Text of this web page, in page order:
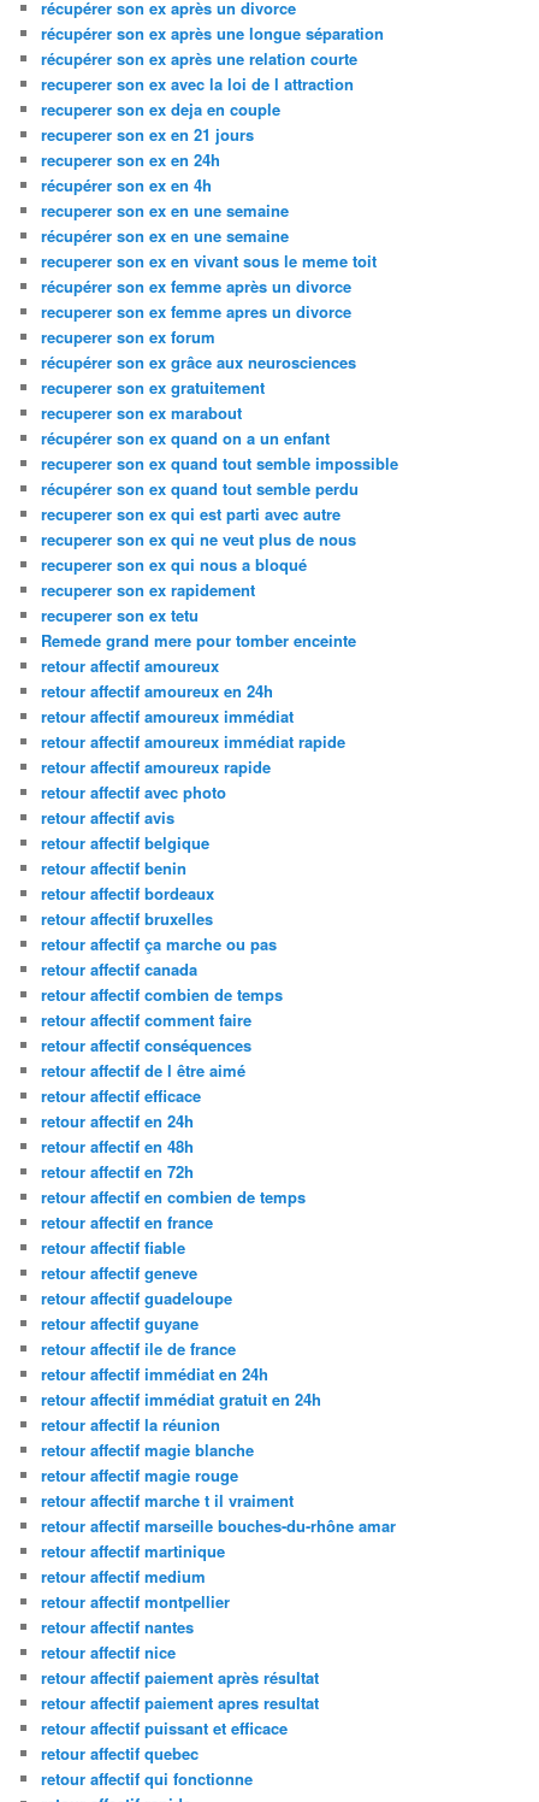
récupérer son ex après un divorce
récupérer son ex après une longue séparation
récupérer son ex après une relation courte
recuperer son ex avec la loi de l attraction
recuperer son ex deja en couple
recuperer son ex en 21 jours
recuperer son ex en 24h
récupérer son ex en 4h
recuperer son ex en une semaine
récupérer son ex en une semaine
recuperer son ex en vivant sous le meme toit
récupérer son ex femme après un divorce
recuperer son ex femme apres un divorce
recuperer son ex forum
récupérer son ex grâce aux neurosciences
recuperer son ex gratuitement
recuperer son ex marabout
récupérer son ex quand on a un enfant
recuperer son ex quand tout semble impossible
récupérer son ex quand tout semble perdu
recuperer son ex qui est parti avec autre
recuperer son ex qui ne veut plus de nous
recuperer son ex qui nous a bloqué
recuperer son ex rapidement
recuperer son ex tetu
Remede grand mere pour tomber enceinte
retour affectif amoureux
retour affectif amoureux en 24h
retour affectif amoureux immédiat
retour affectif amoureux immédiat rapide
retour affectif amoureux rapide
retour affectif avec photo
retour affectif avis
retour affectif belgique
retour affectif benin
retour affectif bordeaux
retour affectif bruxelles
retour affectif ça marche ou pas
retour affectif canada
retour affectif combien de temps
retour affectif comment faire
retour affectif conséquences
retour affectif de l être aimé
retour affectif efficace
retour affectif en 24h
retour affectif en 48h
retour affectif en 72h
retour affectif en combien de temps
retour affectif en france
retour affectif fiable
retour affectif geneve
retour affectif guadeloupe
retour affectif guyane
retour affectif ile de france
retour affectif immédiat en 24h
retour affectif immédiat gratuit en 24h
retour affectif la réunion
retour affectif magie blanche
retour affectif magie rouge
retour affectif marche t il vraiment
retour affectif marseille bouches-du-rhône amar
retour affectif martinique
retour affectif medium
retour affectif montpellier
retour affectif nantes
retour affectif nice
retour affectif paiement après résultat
retour affectif paiement apres resultat
retour affectif puissant et efficace
retour affectif quebec
retour affectif qui fonctionne